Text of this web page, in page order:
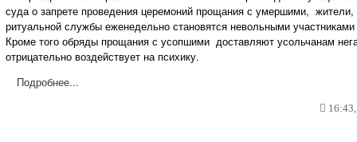
суда о запрете проведения церемоний прощания с умершими,
ритуальной службы еженедельно становятся невольными
Кроме того обряды прощания с усопшими доставляют усольчанам
отрицательно воздействует на психику.
Подробнее...
16:43,